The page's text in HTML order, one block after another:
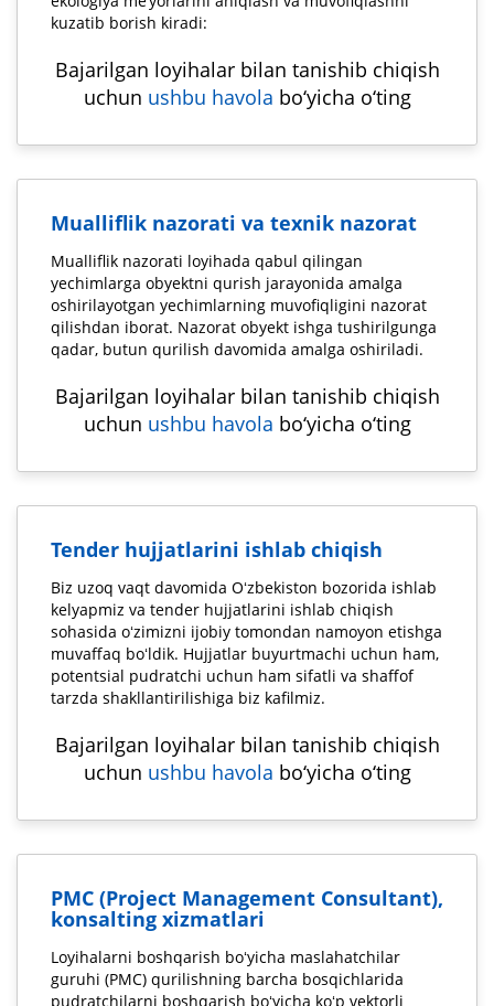
kuzatib borish kiradi:
Bajarilgan loyihalar bilan tanishib chiqish
uchun ushbu havola bo‘yicha o‘ting
Mualliflik nazorati va texnik nazorat
Mualliflik nazorati loyihada qabul qilingan
yechimlarga obyektni qurish jarayonida amalga
oshirilayotgan yechimlarning muvofiqligini nazorat
qilishdan iborat. Nazorat obyekt ishga tushirilgunga
qadar, butun qurilish davomida amalga oshiriladi.
Bajarilgan loyihalar bilan tanishib chiqish
uchun ushbu havola bo‘yicha o‘ting
Tender hujjatlarini ishlab chiqish
Biz uzoq vaqt davomida Oʻzbekiston bozorida ishlab
kelyapmiz va tender hujjatlarini ishlab chiqish
sohasida oʻzimizni ijobiy tomondan namoyon etishga
muvaffaq boʻldik. Hujjatlar buyurtmachi uchun ham,
potentsial pudratchi uchun ham sifatli va shaffof
tarzda shakllantirilishiga biz kafilmiz.
Bajarilgan loyihalar bilan tanishib chiqish
uchun ushbu havola bo‘yicha o‘ting
PMC (Project Management Consultant),
konsalting xizmatlari
Loyihalarni boshqarish boʻyicha maslahatchilar
guruhi (PMC) qurilishning barcha bosqichlarida
pudratchilarni boshqarish boʻyicha koʻp vektorli